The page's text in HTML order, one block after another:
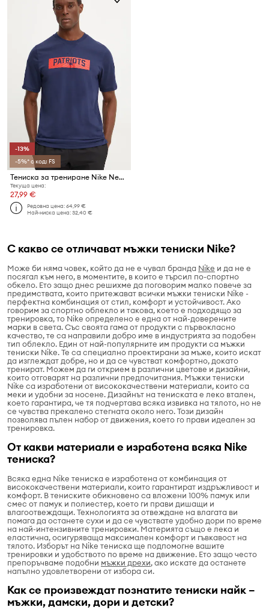
-13%
-5%* с код: FS
Тениска за трениране Nike New England Patriots
Текуща цена:
27,99 €
Редовна цена:64,99 €
Най-ниска цена:32,40 €
С какво се отличават мъжки тениски Nike?
Може би няма човек, който да не е чувал бранда Nike и да не е
посягал към него, в моментите, в които е търсил по-спортно
обкело. Ето защо днес решихме да поговорим малко повече за
предимствата, които притежават всички мъжки тениски Nike -
перфектна комбинация от стил, комфорт и устойчивост. Ако
говорим за спортно облекло и такова, което е подходящо за
тренировка, то Nike определено е една от най-доверените
марки в света. Със своята гама от продукти с първокласно
качество, те са направили добро име в индустрията за подобен
тип облекло. Един от най-популярните им продукти са мъжки
тениски Nike. Те са специално проектирани за мъже, които искат
да изглеждат добре, но и да се чувстват комфортно, докато
тренират. Можем да ги открием в различни цветове и дизайни,
които отговарят на различни предпочитания. Мъжки тениски
Nike са изработени от висококачествени материали, които са
меки и удобни за носене. Дизайнът на тениската е леко втален,
което гарантира, че тя подчертава всяка извивка на тялото, но не
се чувства прекалено стегната около него. Този дизайн
позволява пълен набор от движения, което го прави идеален за
тренировка.
От какви материали е изработена всяка Nike
тениска?
Всяка една Nike тениска е изработена от комбинация от
висококачествени материали, които гарантират издръжливост и
комфорт. В тениските обикновено са вложени 100% памук или
смес от памук и полиестер, което ги прави дишащи и
влагоотвеждащи. Технологията за отвеждане на влагата ви
помага да останете сухи и да се чувствате удобно дори по време
на най-интензивните тренировки. Материята също е лека и
еластична, осигуряваща максимален комфорт и гъвкавост на
тялото. Изборът на Nike тениска ще подпомогне вашите
тренировки и удобството по време на движение. Ето защо често
препоръчваме подобни мъжки дрехи, ако искате да останете
напълно удовлетворени от избора си.
Как се произвеждат познатите тениски найк –
мъжки, дамски, дори и детски?